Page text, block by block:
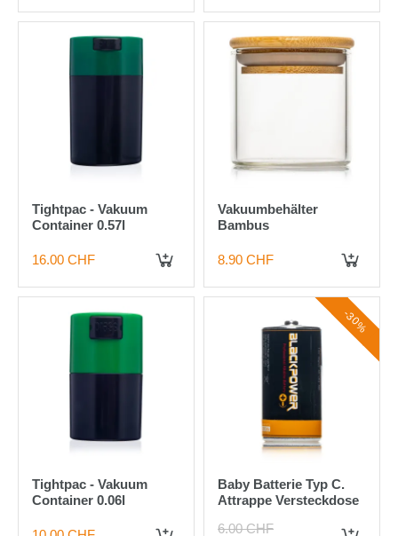
Tightpac - Vakuum
Container 0.57l
16.00 CHF
Vakuumbehälter
Bambus
8.90 CHF
Tightpac - Vakuum
Container 0.06l
-30%
Baby Batterie Typ C.
Attrappe Versteckdose
6.00 CHF